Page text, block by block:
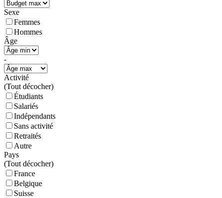
Sexe
Femmes
Hommes
Âge
-
Activité
(Tout décocher)
Étudiants
Salariés
Indépendants
Sans activité
Retraités
Autre
Pays
(Tout décocher)
France
Belgique
Suisse